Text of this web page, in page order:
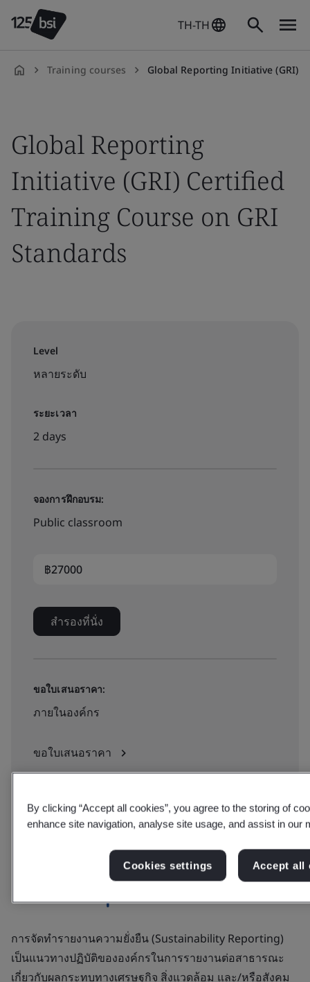
TH-TH
Training courses Global Reporting Initiative (GRI) Certified Training
Global Reporting
Initiative (GRI) Certified
Training Course on GRI
Standards
Level
หลายระดับ
ระยะเวลา
2 days
จองการฝึกอบรม:
Public classroom
฿27000
สำรองที่นั่ง
ขอใบเสนอราคา:
ภายในองค์กร
ขอใบเสนอราคา
การจัดทำรายงานความยั่งยืน (Sustainability Reporting)
เป็นแนวทางปฏิบัติขององค์กรในการรายงานต่อสาธารณะ
เกี่ยวกับผลกระทบทางเศรษฐกิจ สิ่งแวดล้อม และ/หรือสังคม
By clicking “Accept all cookies”, you agree to the storing of
enhance site navigation, analyse site usage, and assist in our
Cookies settings Accept all